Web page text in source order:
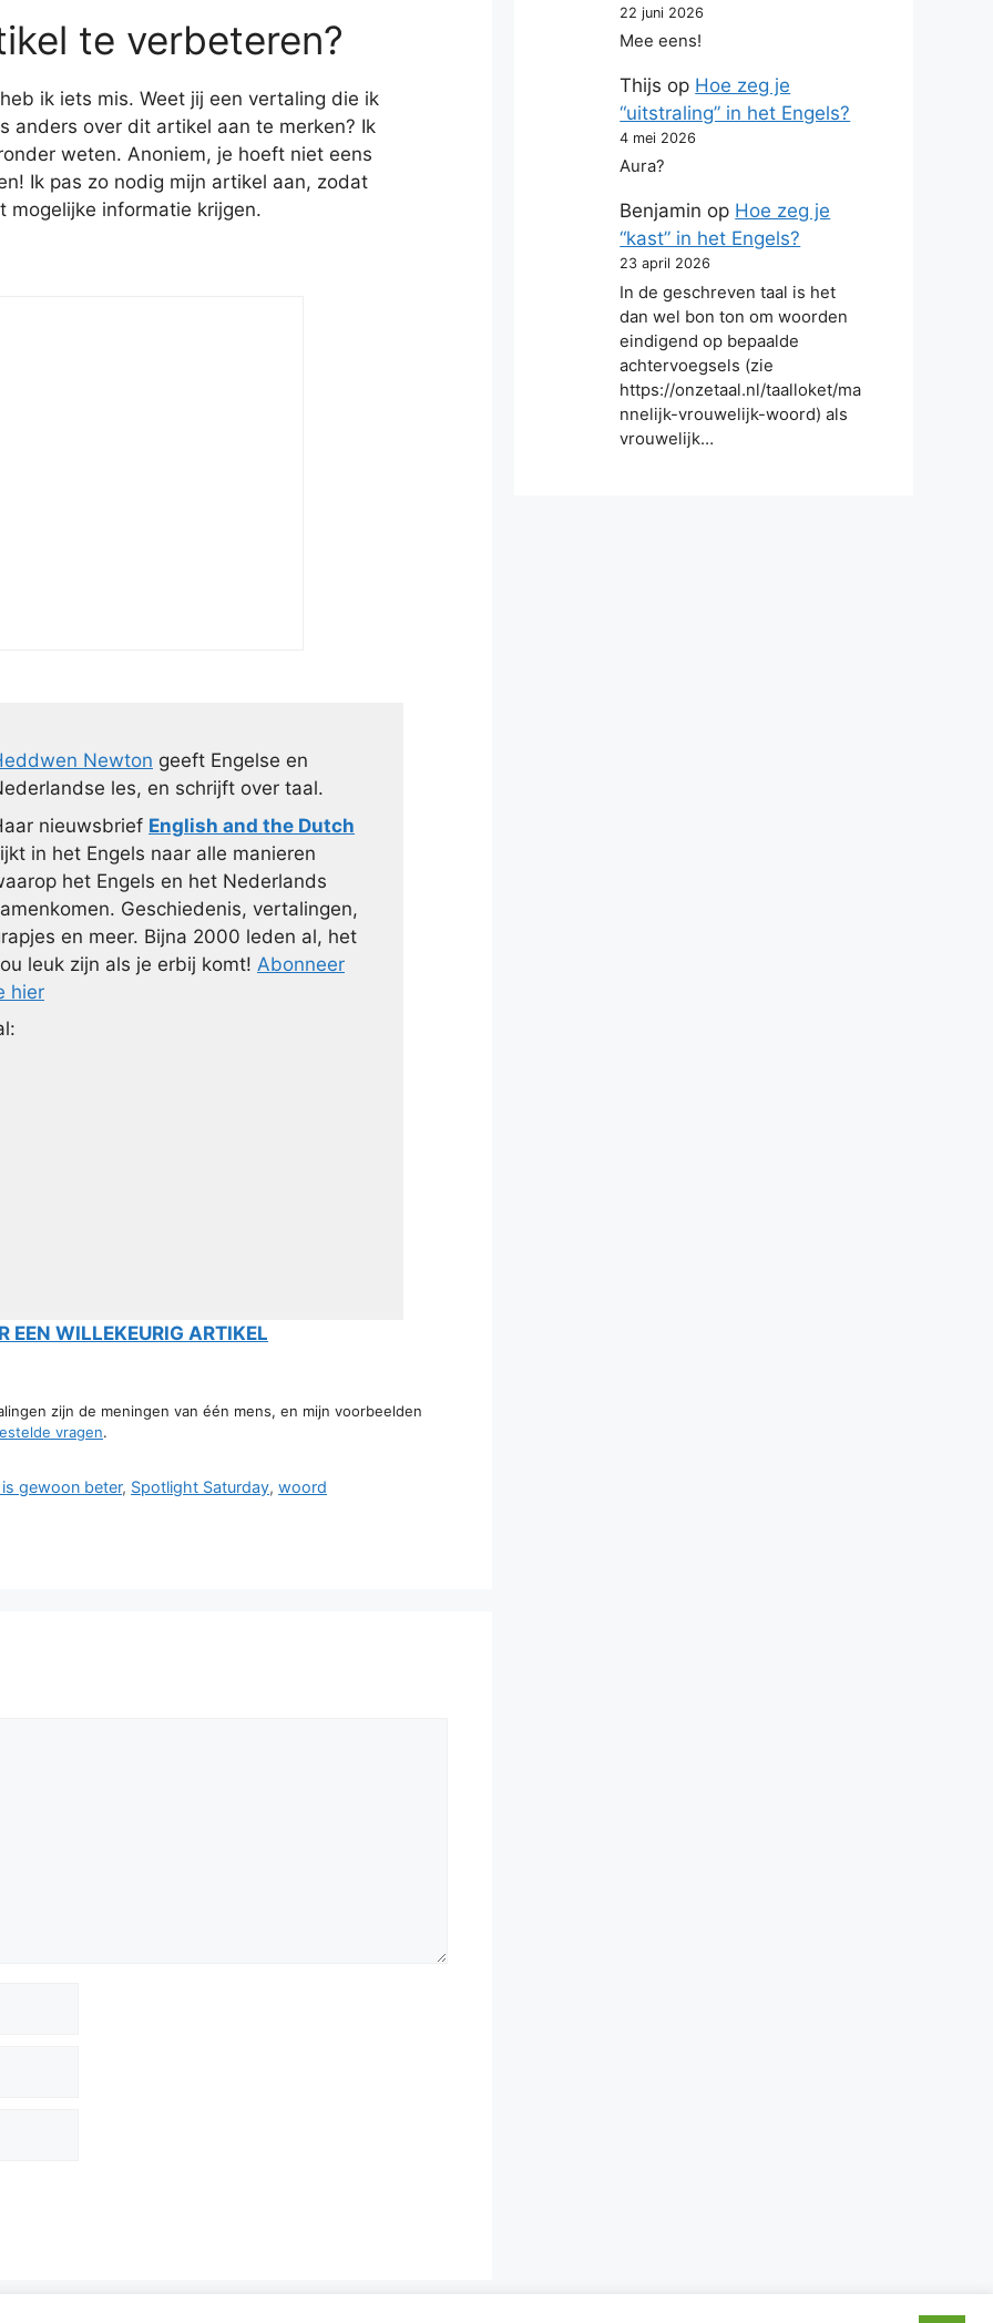
te verbeteren?
ik iets mis. Weet jij een vertaling die ik
anders over dit artikel aan te merken? Ik
weten. Anoniem, je hoeft niet eens
Ik pas zo nodig mijn artikel aan, zodat
informatie krijgen.
Newton geeft Engelse en
les, en schrijft over taal.
nieuwsbrief English and the Dutch
in het Engels naar alle manieren
het Engels en het Nederlands
Geschiedenis, vertalingen,
en meer. Bijna 2000 leden al, het
leuk zijn als je erbij komt! Abonneer
hier
EEN WILLEKEURIG ARTIKEL
zijn de meningen van één mens, en mijn voorbeelden
vragen.
gewoon beter, Spotlight Saturday,woord
22 juni 2026
Mee eens!
Thijs op Hoe zeg je
“uitstraling” in het Engels?
4 mei 2026
Aura?
Benjamin op Hoe zeg je
“kast” in het Engels?
23 april 2026
In de geschreven taal is het
dan wel bon ton om woorden
eindigend op bepaalde
achtervoegsels (zie
https://onzetaal.nl/taalloket/ma
nnelijk-vrouwelijk-woord) als
vrouwelijk…